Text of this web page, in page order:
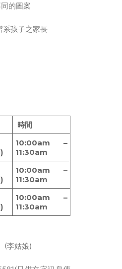
的圖案
系孩子之家長
時間
10:00am –
11:30am
10:00am –
11:30am
10:00am –
11:30am
(李姑娘)